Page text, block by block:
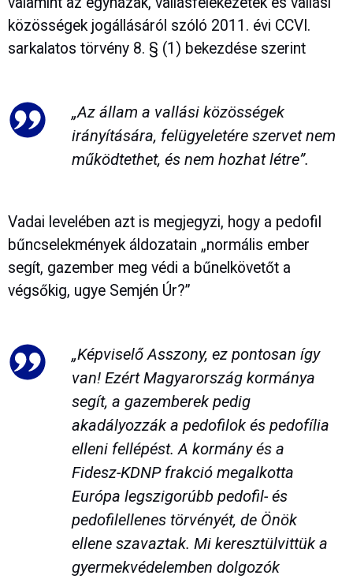
közösségek jogállásáról szóló 2011. évi CCVI.
sarkalatos törvény 8. § (1) bekezdése szerint
„Az állam a vallási közösségek
irányítására, felügyeletére szervet nem
működtethet, és nem hozhat létre”.
Vadai levelében azt is megjegyzi, hogy a pedofil
bűncselekmények áldozatain „normális ember
segít, gazember meg védi a bűnelkövetőt a
végsőkig, ugye Semjén Úr?”
„Képviselő Asszony, ez pontosan így
van! Ezért Magyarország kormánya
segít, a gazemberek pedig
akadályozzák a pedofilok és pedofília
elleni fellépést. A kormány és a
Fidesz-KDNP frakció megalkotta
Európa legszigorúbb pedofil- és
pedofilellenes törvényét, de Önök
ellene szavaztak. Mi keresztülvittük a
gyermekvédelemben dolgozók